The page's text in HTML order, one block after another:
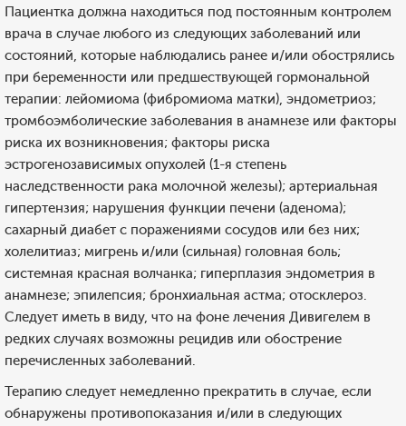
Пациентка должна находиться под постоянным контролем
врача в случае любого из следующих заболеваний или
состояний, которые наблюдались ранее и/или обострялись
при беременности или предшествующей гормональной
терапии: лейомиома (фибромиома матки), эндометриоз;
тромбоэмболические заболевания в анамнезе или факторы
риска их возникновения; факторы риска
эстрогенозависимых опухолей (1-я степень
наследственности рака молочной железы); артериальная
гипертензия; нарушения функции печени (аденома);
сахарный диабет с поражениями сосудов или без них;
холелитиаз; мигрень и/или (сильная) головная боль;
системная красная волчанка; гиперплазия эндометрия в
анамнезе; эпилепсия; бронхиальная астма; отосклероз.
Следует иметь в виду, что на фоне лечения Дивигелем в
редких случаях возможны рецидив или обострение
перечисленных заболеваний.
Терапию следует немедленно прекратить в случае, если
обнаружены противопоказания и/или в следующих